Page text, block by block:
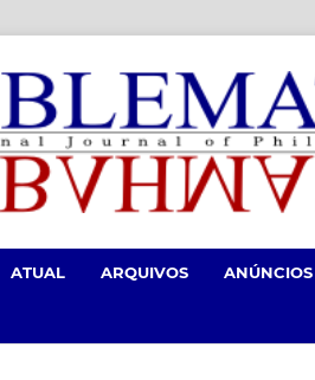
ATUAL ARQUIVOS ANÚNCIOS